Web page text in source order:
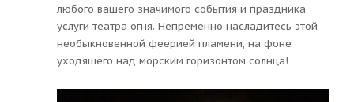
любого вашего значимого события и праздника
услуги театра огня. Непременно насладитесь этой
необыкновенной феерией пламени, на фоне
уходящего над морским горизонтом солнца!